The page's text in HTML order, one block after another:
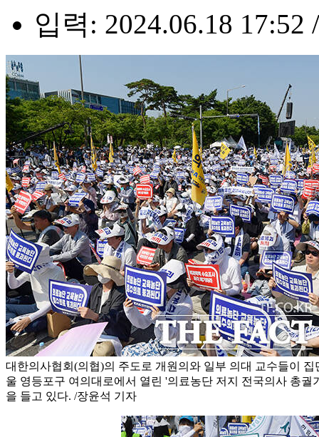
입력: 2024.06.18 17:52
대한의사협회(의협)의 주도로 개원의와 일부 의대 교수들이 집
울 영등포구 여의대로에서 열린 '의료농단 저지 전국의사 총궐
을 들고 있다. /장윤석 기자